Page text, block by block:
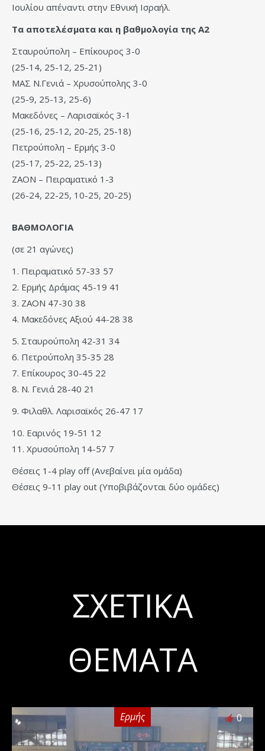
Ιουλίου απέναντι στην Εθνική Ισραήλ.
Τα αποτελέσματα και η βαθμολογία της Α2
Σταυρούπολη – Επίκουρος 3-0
(25-14, 25-12, 25-21)
ΜΑΣ Ν.Γενιά – Χρυσούπολης 3-0
(25-9, 25-13, 25-6)
Μακεδόνες – Λαρισαϊκός 3-1
(25-16, 25-12, 20-25, 25-18)
Πετρούπολη – Ερμής 3-0
(25-17, 25-22, 25-13)
ΖΑΟΝ – Πειραματικό 1-3
(26-24, 22-25, 10-25, 20-25)
ΒΑΘΜΟΛΟΓΙΑ
(σε 21 αγώνες)
1. Πειραματικό 57-33 57
2. Ερμής Δράμας 45-19 41
3. ΖΑΟΝ 47-30 38
4. Μακεδόνες Αξιού 44-28 38
5. Σταυρούπολη 42-31 34
6. Πετρούπολη 35-35 28
7. Επίκουρος 30-45 22
8. Ν. Γενιά 28-40 21
9. Φιλαθλ. Λαρισαϊκός 26-47 17
10. Εαρινός 19-51 12
11. Χρυσούπολη 14-57 7
Θέσεις 1-4 play off (Ανεβαίνει μία ομάδα)
Θέσεις 9-11 play out (Υποβιβάζονται δύο ομάδες)
ΣΧΕΤΙΚΆ
ΘΈΜΑΤΑ
Ερμής 0